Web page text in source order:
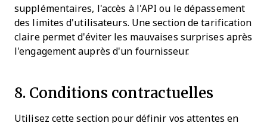
supplémentaires, l'accès à l'API ou le dépassement
des limites d'utilisateurs. Une section de tarification
claire permet d'éviter les mauvaises surprises après
l'engagement auprès d'un fournisseur.
8. Conditions contractuelles
Utilisez cette section pour définir vos attentes en